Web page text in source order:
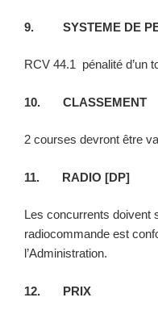
9. SYSTEME DE
RCV 44.1 pénalité d’un
10. CLASSEMENT
2 courses devront être
11. RADIO [DP]
Les concurrents doivent
radiocommande est
l’Administration.
12. PRIX